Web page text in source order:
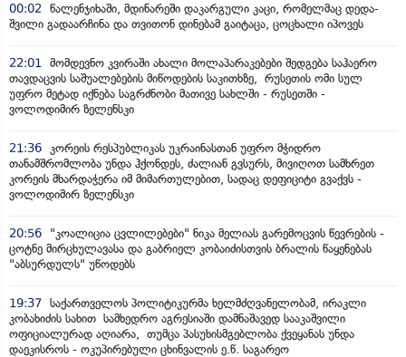
00:02
წალენჯიხაში, მდინარეში დაკარგული კაცი, რომელმაც დედა-
შვილი გადაარჩინა და თვითონ დინებამ გაიტაცა, ცოცხალი იპოვეს
22:01
მომდევნო კვირაში ახალი მოლაპარაკებები შედგება საჰაერო
თავდაცვის საშუალებების მიწოდების საკითხზე, რუსეთის ომი სულ
უფრო მეტად იქნება საგრძნობი მათივე სახლში - რუსეთში -
ვოლოდიმირ ზელენსკი
21:36
კორეის რესპუბლიკას უკრაინასთან უფრო მჭიდრო
თანამშრომლობა უნდა ჰქონდეს, ძალიან გვსურს, მივიღოთ სამხრეთ
კორეის მხარდაჭერა იმ მიმართულებით, სადაც დეფიციტი გვაქვს -
ვოლოდიმირ ზელენსკი
20:56
"კოალიცია ცვლილებები" ნიკა მელიას გარემოცვის წევრების -
ცოტნე მირცხულავასა და გაბრიელ კობაიძისთვის ბრალის წაყენებას
"აბსურდულს" უწოდებს
19:37 საქართველოს პოლიტიკურმა ხელმძღვანელობამ, ირაკლი
კობახიძის სახით სამხედრო აგრესიაში დამნაშავედ სააკაშვილი
ოფიციალურად აღიარა, თუმცა პასუხისმგებლობა ქვეყანას უნდა
დაეკისროს - ოკუპირებული ცხინვალის ე.წ. საგარეო